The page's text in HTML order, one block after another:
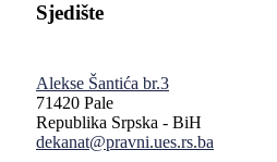
Sjedište
Alekse Šantića br.3
71420 Pale
Republika Srpska - BiH
dekanat@pravni.ues.rs.ba